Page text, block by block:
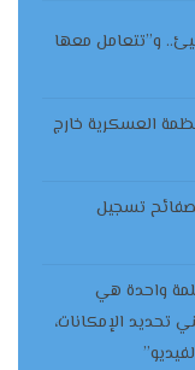
و”تتعامل معها
العسكرية خارج
تسجيل
واحدة هي
تحديد الإمكانات،